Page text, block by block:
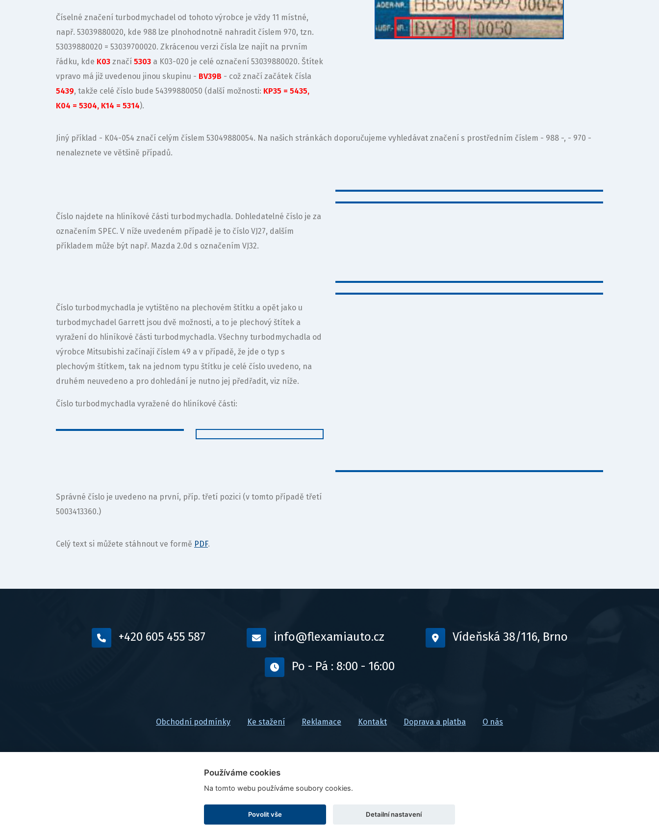
Číselné značení turbodmychadel od tohoto výrobce je vždy 11 místné,
např. 53039880020, kde 988 lze plnohodnotně nahradit číslem 970, tzn.
53039880020 = 53039700020. Zkrácenou verzi čísla lze najít na prvním
řádku, kde K03 značí 5303 a K03-020 je celé označení 53039880020. Štítek
vpravo má již uvedenou jinou skupinu - BV39B - což značí začátek čísla
5439, takže celé číslo bude 54399880050 (další možnosti: KP35 = 5435,
K04 = 5304, K14 = 5314).
Jiný příklad - K04-054 značí celým číslem 53049880054. Na našich stránkách doporučujeme vyhledávat značení s prostředním číslem - 988 -, - 970 -
nenaleznete ve většině případů.
Číslo najdete na hliníkové části turbodmychadla. Dohledatelné číslo je za
označením SPEC. V níže uvedeném případě je to číslo VJ27, dalším
příkladem může být např. Mazda 2.0d s označením VJ32.
Číslo turbodmychadla je vytištěno na plechovém štítku a opět jako u
turbodmychadel Garrett jsou dvě možnosti, a to je plechový štítek a
vyražení do hliníkové části turbodmychadla. Všechny turbodmychadla od
výrobce Mitsubishi začínají číslem 49 a v případě, že jde o typ s
plechovým štítkem, tak na jednom typu štítku je celé číslo uvedeno, na
druhém neuvedeno a pro dohledání je nutno jej předřadit, viz níže.
Číslo turbodmychadla vyražené do hliníkové části:
Správné číslo je uvedeno na první, příp. třetí pozici (v tomto případě třetí
5003413360.)
Celý text si můžete stáhnout ve formě PDF.
+420 605 455 587 info@flexamiauto.cz Vídeňská 38/116, Brno
Po - Pá : 8:00 - 16:00
Obchodní podmínky Ke stažení Reklamace Kontakt Doprava a platba O nás
Ceny jsou uvedeny vč. DPH
Upravit nastavení cookies
Používáme cookies
Na tomto webu používáme soubory cookies.
Povolit vše Detailní nastavení